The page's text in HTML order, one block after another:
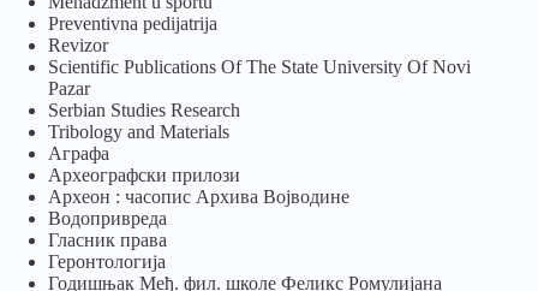
Preventivna pedijatrija
Revizor
Scientific Publications Of The State University Of Novi
Pazar
Serbian Studies Research
Tribology and Materials
Аграфа
Археографски прилози
Археон : часопис Архива Војводине
Водопривреда
Гласник права
Геронтологија
Годишњак Међ. фил. школе Феликс Ромулијана